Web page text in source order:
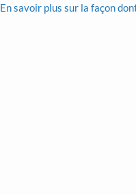
En savoir plus sur la façon